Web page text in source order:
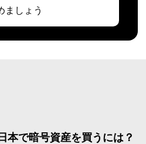
ましょう
本で暗号資産を買うには？